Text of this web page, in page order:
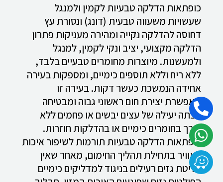
כופתאות הדלקה טבעיות לקמין ולמנגל
שעשויות משעווה טבעית (דונג) ונסורת עץ
דחוסה להדלקה נקייה ומהירה מעניקות פתרון
הדלקה מקצועי, יציב ונקי לקמין, למנגל
ולמעשנות. מיוצרות מחומרים טבעיים בלבד,
ללא ריח וללא תוספים כימיים, ומספקות בעירה
אחידה הנמשכת כעשר דקות. בעירה זו
מאפשרת יצירת חום ראשוני גבוה ומבטיחה
הצתה יעילה של עצים יבשים או פחמים ללא
צורך בחומרים כימיים או בהדלקות חוזרות.
כופתאות הדלקה טבעיות תורמות לשיפור איכות
האוויר בתחילת תהליך החימום, מאחר שאין
פליטת גזים רעילים בניגוד למדליקים כימיים